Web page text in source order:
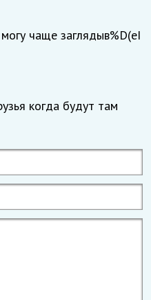
чаще заглядыв%D(eI
когда будут там